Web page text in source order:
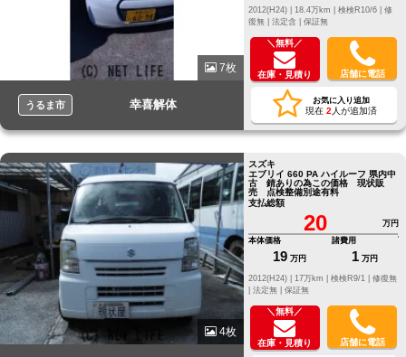
7枚
うるま市 幸喜解体
修
復無 | 法定含 | 保証無
＼無料／
在庫・見積り 店舗に電話
お気に入り追加
現在 2 人が追加済
4枚
スズキ
エブリイ 660 PA ハイルーフ 県内中
古 錆ありの為この価格 現状販
売 点検整備別途有料
支払総額
20
万円
本体価格
19 万円
諸費用
1 万円
修復無
法定無 | 保証無
＼無料／
在庫・見積り 店舗に電話